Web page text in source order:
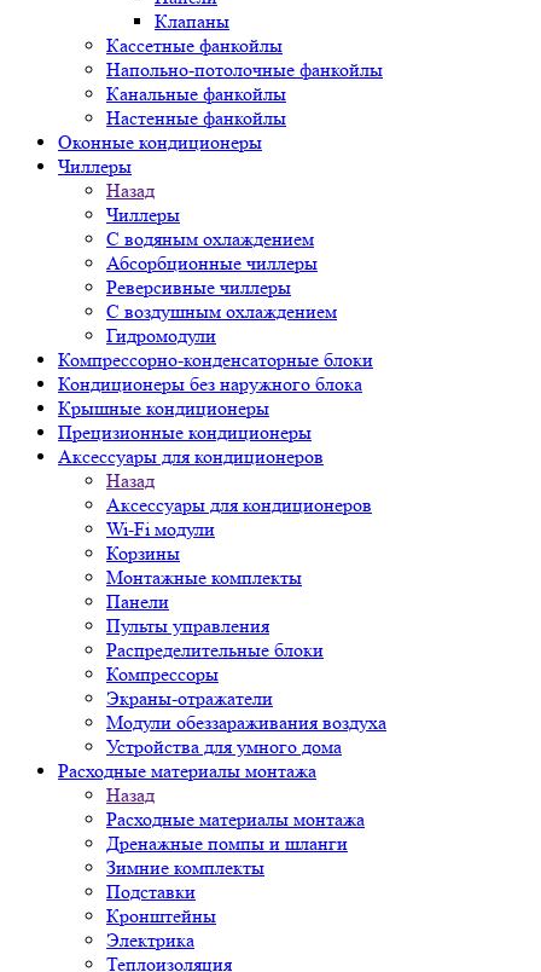
Клапаны
Кассетные фанкойлы
Напольно-потолочные фанкойлы
Канальные фанкойлы
Настенные фанкойлы
Оконные кондиционеры
Чиллеры
Назад
Чиллеры
С водяным охлаждением
Абсорбционные чиллеры
Реверсивные чиллеры
С воздушным охлаждением
Гидромодули
Компрессорно-конденсаторные блоки
Кондиционеры без наружного блока
Крышные кондиционеры
Прецизионные кондиционеры
Аксессуары для кондиционеров
Назад
Аксессуары для кондиционеров
Wi-Fi модули
Корзины
Монтажные комплекты
Панели
Пульты управления
Распределительные блоки
Компрессоры
Экраны-отражатели
Модули обеззараживания воздуха
Устройства для умного дома
Расходные материалы монтажа
Назад
Расходные материалы монтажа
Дренажные помпы и шланги
Зимние комплекты
Подставки
Кронштейны
Электрика
Теплоизоляция